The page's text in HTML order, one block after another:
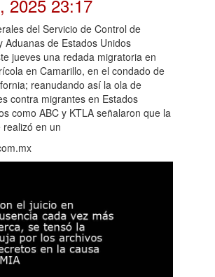
2025 23:17
del Servicio de Control de
Aduanas de Estados Unidos
jueves una redada migratoria en
en Camarillo, en el condado de
reanudando así la ola de
contra migrantes en Estados
como ABC y KTLA señalaron que la
en un